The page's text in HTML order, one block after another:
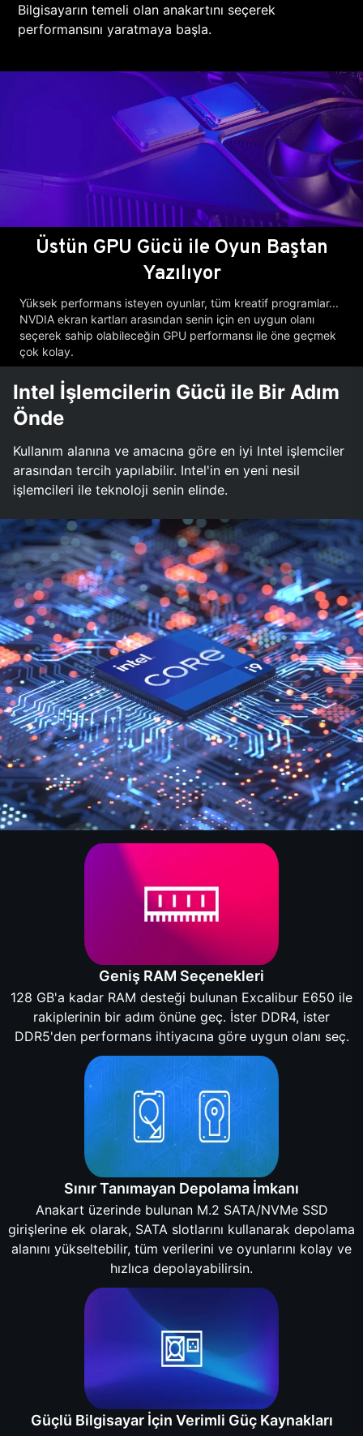
Bilgisayarın temeli olan anakartını seçerek
performansını yaratmaya başla.
Üstün GPU Gücü ile Oyun Baştan
Yazılıyor
Yüksek performans isteyen oyunlar, tüm kreatif programlar...
NVDIA ekran kartları arasından senin için en uygun olanı
seçerek sahip olabileceğin GPU performansı ile öne geçmek
çok kolay.
Intel İşlemcilerin Gücü ile Bir Adım
Önde
Kullanım alanına ve amacına göre en iyi Intel işlemciler
arasından tercih yapılabilir. Intel'in en yeni nesil
işlemcileri ile teknoloji senin elinde.
Geniş RAM Seçenekleri
128 GB'a kadar RAM desteği bulunan Excalibur E650 ile
rakiplerinin bir adım önüne geç. İster DDR4, ister
DDR5'den performans ihtiyacına göre uygun olanı seç.
Sınır Tanımayan Depolama İmkanı
Anakart üzerinde bulunan M.2 SATA/NVMe SSD
girişlerine ek olarak, SATA slotlarını kullanarak depolama
alanını yükseltebilir, tüm verilerini ve oyunlarını kolay ve
hızlıca depolayabilirsin.
Güçlü Bilgisayar İçin Verimli Güç Kaynakları